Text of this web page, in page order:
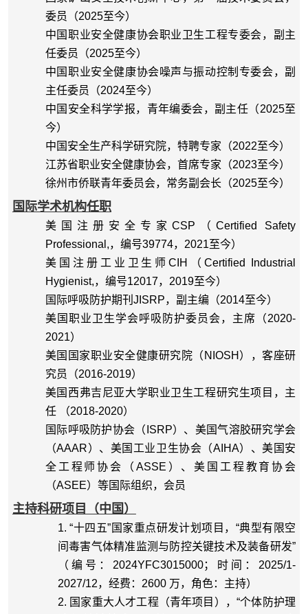
委员
（2025至今）
中国职业安全健康协会职业卫生工程专委会，副主
任委员（2025至今）
中国职业安全健康协会噪声与振动控制专委会，副
主任委员（2024至今）
中国安全科学学报，青年编委会，副主任（2025至
今）
中国安全生产科学研究院，特聘专家（2022至今）
江苏省职业安全健康协会，首席专家（2023至今）
徐州市侨联青年委员会，常务副会长（2025至今）
国际学术机构任职
美国注册安全专家CSP （Certified Safety
Professional,，编号39774， 2021至今）
美国注册工业卫生师CIH （Certified Industrial
Hygienist,，编号12017， 2019至今）
国际呼吸防护期刊 JISRP，副主编（2014至今）
美国职业卫生学会呼吸防护委员会，主席（2020-
2021）
美国国家职业安全健康研究院（ NIOSH ），客座研
究员（2016-2019）
美国西弗吉尼亚大学职业卫生工程研究生项目，主
任
（2018-2020）
国际呼吸防护协会（ ISRP）、美国气溶胶研究学会
（AAAR ）、美国工业卫生协会（AIHA）、美国安
全工程师协会（ ASSE ）、美国工程教育协会
（ASEE）等国际组织，会员
主持科研项目（中国）
1. “十四五” 国家重点研发计划项目， “典型有限空
间毒害气体精准监测与防控关键技术及装备研发”
（编号： 2024YFC3015000；时间：2025/1-
2027/12，经费： 2600 万，角色：主持）
2. 国家重大人才工程（青年项目），“个体防护理